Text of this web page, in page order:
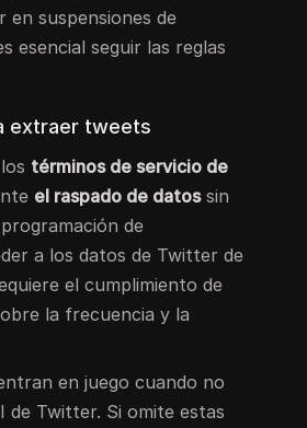
en suspensiones de
esencial seguir las reglas
extraer tweets
términos de servicio de
el raspado de datossin
de
a los datos de Twitter de
el cumplimiento de
la frecuencia y la
en juego cuando no
de Twitter. Si omite estas